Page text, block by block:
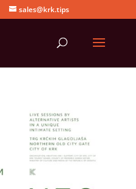
sales@krk.tips